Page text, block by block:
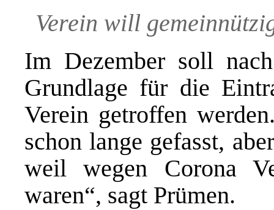
Verein will
Im Dezember soll
Grundlage für die
Verein getroffen
schon lange gefasst,
weil wegen Corona
waren“, sagt Prümen.